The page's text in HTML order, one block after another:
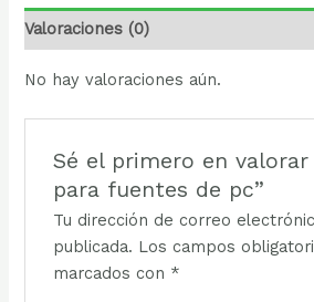
Valoraciones (0)
No hay valoraciones aún.
Sé el primero en valorar
para fuentes de pc”
Tu dirección de correo
publicada. Los campos
marcados con *